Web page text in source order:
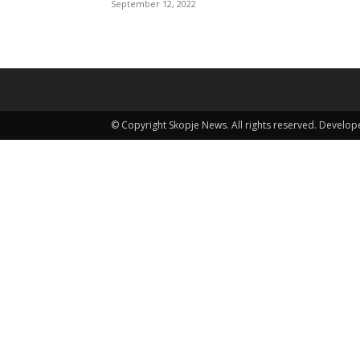
September 12, 2022
© Copyright Skopje News. All rights reserved.